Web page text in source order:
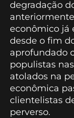
degradação
econômico já
desde o fim
aprofundado
populistas
atolados na
econômica
clientelistas
perverso.